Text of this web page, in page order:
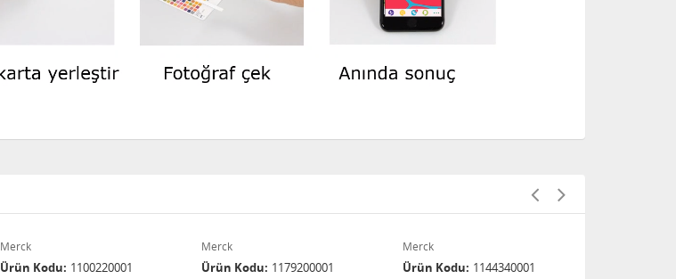
Merck
Ürün Kodu 1100220001
Merck
Ürün Kodu 1179200001
Merck
Ürün Kodu 1144340001